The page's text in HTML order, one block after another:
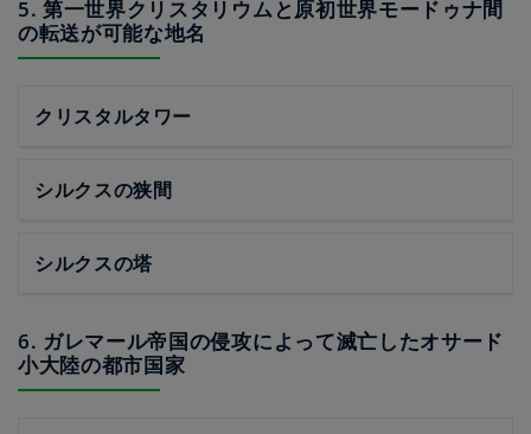
5. 第一世界クリスタリウムと原初世界モードゥナ間
の転送が可能な地名
クリスタルタワー
シルクスの狭間
シルクスの塔
6. ガレマール帝国の侵攻によって滅亡したオサード
小大陸の都市国家